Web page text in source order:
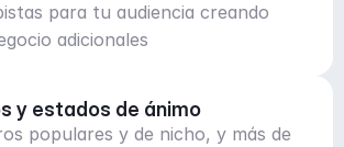
para tu audiencia creando
adicionales
y estados de ánimo
populares y de nicho, y más de